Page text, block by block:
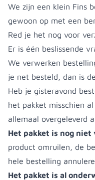
We zijn een klein Fins
gewoon op met een
Red je het nog voor
Er is één beslissende
We verwerken
je net besteld, dan is
Heb je gisteravond
het pakket misschien
allemaal overgeleverd
Het pakket is nog
product omruilen, de
hele bestelling
Het pakket is al